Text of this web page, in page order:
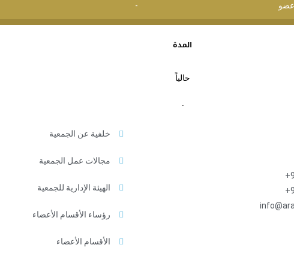
عضو -
المدة
حالياً
-
خلفية عن الجمعية
مجالات عمل الجمعية
الهيئة الإدارية للجمعية
رؤساء الأقسام الأعضاء
الأقسام الأعضاء